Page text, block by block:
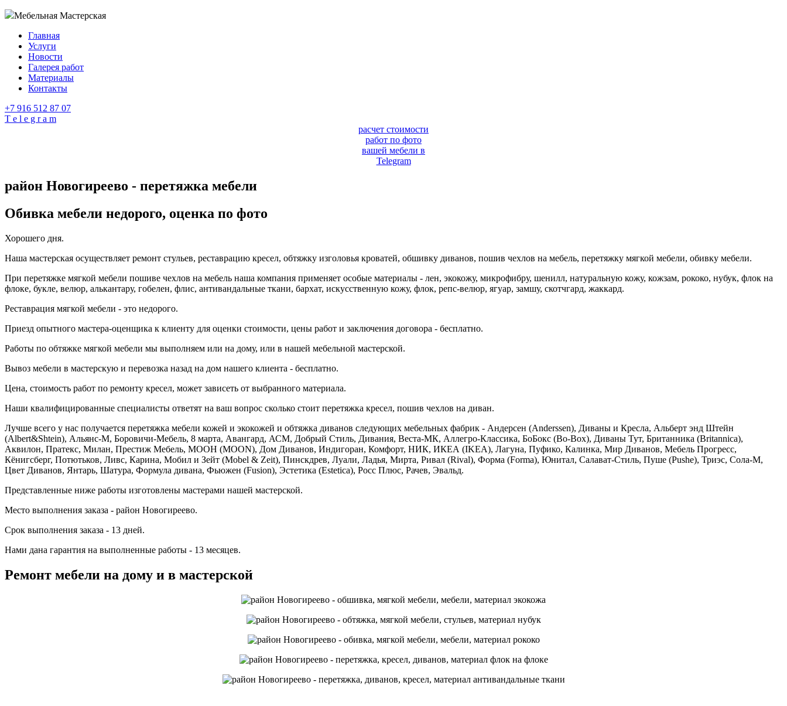
Мебельная Мастерская
Главная
Услуги
Новости
Галерея работ
Материалы
Контакты
+7 916 512 87 07
T e l e g r a m
расчет стоимости
работ по фото
вашей мебели в
Telegram
район Новогиреево - перетяжка мебели
Обивка мебели недорого, оценка по фото
Хорошего дня.
Наша мастерская осуществляет ремонт стульев, реставрацию кресел, обтяжку изголовья кроватей, обшивку диванов, пошив чехлов на мебель, перетяжку мягкой мебели, обивку мебели.
При перетяжке мягкой мебели пошиве чехлов на мебель наша компания применяет особые материалы - лен, экокожу, микрофибру, шенилл, натуральную кожу, кожзам, рококо, нубук, флок на
флоке, букле, велюр, алькантару, гобелен, флис, антивандальные ткани, бархат, искусственную кожу, флок, репс-велюр, ягуар, замшу, скотчгард, жаккард.
Реставрация мягкой мебели - это недорого.
Приезд опытного мастера-оценщика к клиенту для оценки стоимости, цены работ и заключения договора - бесплатно.
Работы по обтяжке мягкой мебели мы выполняем или на дому, или в нашей мебельной мастерской.
Вывоз мебели в мастерскую и перевозка назад на дом нашего клиента - бесплатно.
Цена, стоимость работ по ремонту кресел, может зависеть от выбранного материала.
Наши квалифицированные специалисты ответят на ваш вопрос сколько стоит перетяжка кресел, пошив чехлов на диван.
Лучше всего у нас получается перетяжка мебели кожей и экокожей и обтяжка диванов следующих мебельных фабрик - Андерсен (Anderssen), Диваны и Кресла, Альберт энд Штейн
(Albert&Shtein), Альянс-М, Боровичи-Мебель, 8 марта, Авангард, АСМ, Добрый Стиль, Дивания, Веста-МК, Аллегро-Классика, БоБокс (Bo-Box), Диваны Тут, Британника (Britannica),
Аквилон, Пратекс, Милан, Престиж Мебель, МООН (MOON), Дом Диванов, Индигоран, Комфорт, НИК, ИКЕА (IKEA), Лагуна, Пуфико, Калинка, Мир Диванов, Мебель Прогресс,
Кёнигсберг, Потютьков, Ливс, Карина, Мобил и Зейт (Mobel & Zeit), Пинскдрев, Луали, Ладья, Мирта, Ривал (Rival), Форма (Forma), Юнитал, Салават-Стиль, Пуше (Pushe), Триэс, Сола-М,
Цвет Диванов, Янтарь, Шатура, Формула дивана, Фьюжен (Fusion), Эстетика (Estetica), Росс Плюс, Рачев, Эвальд.
Представленные ниже работы изготовлены мастерами нашей мастерской.
Место выполнения заказа - район Новогиреево.
Срок выполнения заказа - 13 дней.
Нами дана гарантия на выполненные работы - 13 месяцев.
Ремонт мебели на дому и в мастерской